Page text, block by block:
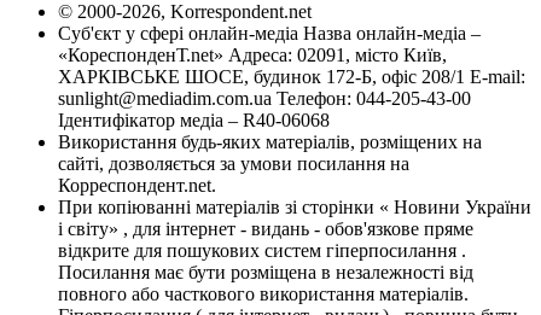
© 2000-2026, Korrespondent.net
Суб'єкт у сфері онлайн-медіа Назва онлайн-медіа –
«КореспонденТ.net» Адреса: 02091, місто Київ,
ХАРКІВСЬКЕ ШОСЕ, будинок 172-Б, офіс 208/1 E-mail:
sunlight@mediadim.com.ua Телефон: 044-205-43-00
Ідентифікатор медіа – R40-06068
Використання будь-яких матеріалів, розміщених на
сайті, дозволяється за умови посилання на
Корреспондент.net.
При копіюванні матеріалів зі сторінки « Новини України
і світу» , для інтернет - видань - обов'язкове пряме
відкрите для пошукових систем гіперпосилання .
Посилання має бути розміщена в незалежності від
повного або часткового використання матеріалів.